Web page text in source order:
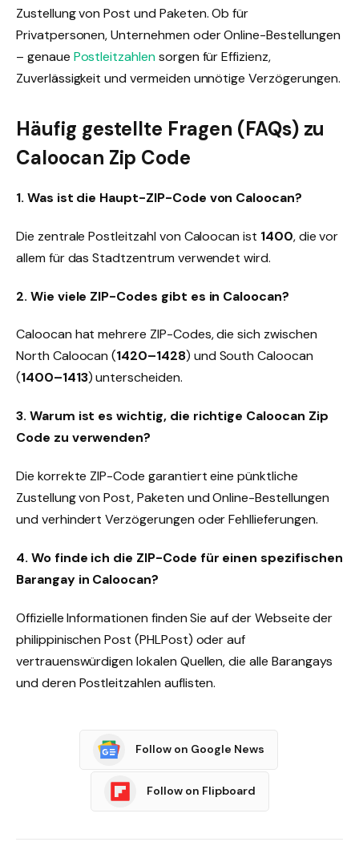
Zustellung von Post und Paketen. Ob für
Privatpersonen, Unternehmen oder Online-Bestellungen
– genaue Postleitzahlensorgen für Effizienz,
Zuverlässigkeit und vermeiden unnötige Verzögerungen.
Häufig gestellte Fragen (FAQs) zu
Caloocan Zip Code
1. Was ist die Haupt-ZIP-Code von Caloocan?
Die zentrale Postleitzahl von Caloocan ist 1400, die vor
allem für das Stadtzentrum verwendet wird.
2. Wie viele ZIP-Codes gibt es in Caloocan?
Caloocan hat mehrere ZIP-Codes, die sich zwischen
North Caloocan (1420–1428) und South Caloocan
(1400–1413) unterscheiden.
3. Warum ist es wichtig, die richtige Caloocan Zip
Code zu verwenden?
Die korrekte ZIP-Code garantiert eine pünktliche
Zustellung von Post, Paketen und Online-Bestellungen
und verhindert Verzögerungen oder Fehllieferungen.
4. Wo finde ich die ZIP-Code für einen spezifischen
Barangay in Caloocan?
Offizielle Informationen finden Sie auf der Webseite der
philippinischen Post (PHLPost) oder auf
vertrauenswürdigen lokalen Quellen, die alle Barangays
und deren Postleitzahlen auflisten.
Follow on Google News
Follow on Flipboard